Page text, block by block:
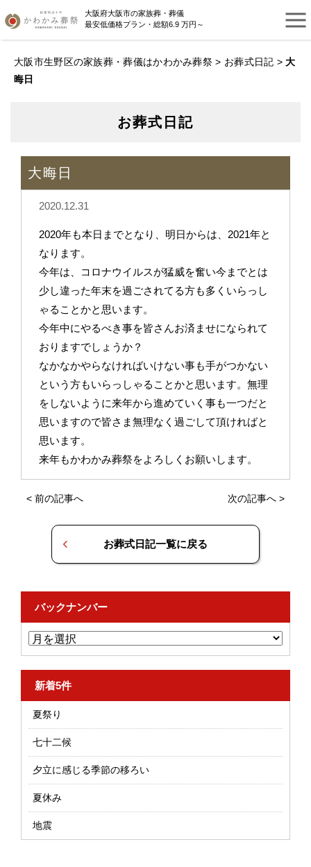
大阪府大阪市の家族葬・葬儀
最安低価格プラン・総額6.9 万円～
大阪市生野区の家族葬・葬儀はかわかみ葬祭 > お葬式日記 >大
晦日
お葬式日記
大晦日
2020.12.31
2020年も本日までとなり、明日からは、2021年と
なります。
今年は、コロナウイルスが猛威を奮い今までとは
少し違った年末を過ごされてる方も多くいらっし
ゃることかと思います。
今年中にやるべき事を皆さんお済ませになられて
おりますでしょうか？
なかなかやらなければいけない事も手がつかない
という方もいらっしゃることかと思います。無理
をしないように来年から進めていく事も一つだと
思いますので皆さま無理なく過ごして頂ければと
思います。
来年もかわかみ葬祭をよろしくお願いします。
< 前の記事へ 次の記事へ >
お葬式日記一覧に戻る
バックナンバー
新着5件
夏祭り
七十二候
夕立に感じる季節の移ろい
夏休み
地震